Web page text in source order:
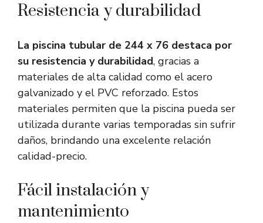
Resistencia y durabilidad
La piscina tubular de 244 x 76 destaca por
su resistencia y durabilidad, gracias a
materiales de alta calidad como el acero
galvanizado y el PVC reforzado. Estos
materiales permiten que la piscina pueda ser
utilizada durante varias temporadas sin sufrir
daños, brindando una excelente relación
calidad-precio.
Fácil instalación y
mantenimiento